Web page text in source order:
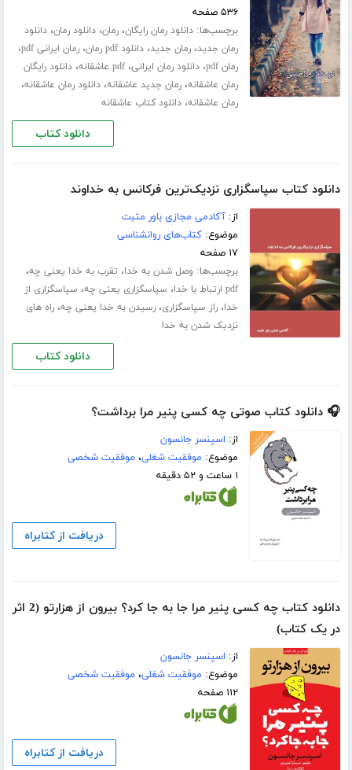
۵۳۶ صفحه
برچسب‌ها:دانلود رمان رایگان،رمان،دانلود رمان،دانلود
رمان جدید،رمان جدید،دانلود pdf رمان ،رمان ایرانی pdf ،
رمان pdf ،دانلود رمان ایرانی،pdf عاشقانه ،دانلود رایگان
رمان عاشقانه،رمان جدید عاشقانه،دانلود رمان عاشقانه،
رمان عاشقانه،دانلود کتاب عاشقانه
دانلود کتاب
دانلود کتاب سپاسگزاری نزدیک‌ترین فرکانس به خداوند
از:آکادمی مجازی باور مثبت
موضوع:کتاب‌های روانشناسی
۱۷ صفحه
برچسب‌ها: وصل شدن به خدا، تقرب به خدا یعنی چه،
pdf ارتباط با خدا ، سپاسگزاری یعنی چه، سپاسگزاری از
خدا،راز سپاسگزاری،رسیدن به خدا یعنی چه،راه های
نزدیک شدن به خدا
دانلود کتاب
🎧 دانلود کتاب صوتی چه کسی پنیر مرا برداشت؟
از: اسپنسر جانسون
موضوع: موفقیت شغلی، موفقیت شخصی
۱ ساعت و ۵۲ دقیقه
دریافت از کتابراه
دانلود کتاب چه کسی پنیر مرا جا به جا کرد؟ بیرون از هزارتو (2 اثر
در یک کتاب)
از: اسپنسر جانسون
موضوع: موفقیت شغلی، موفقیت شخصی
۱۱۲ صفحه
دریافت از کتابراه